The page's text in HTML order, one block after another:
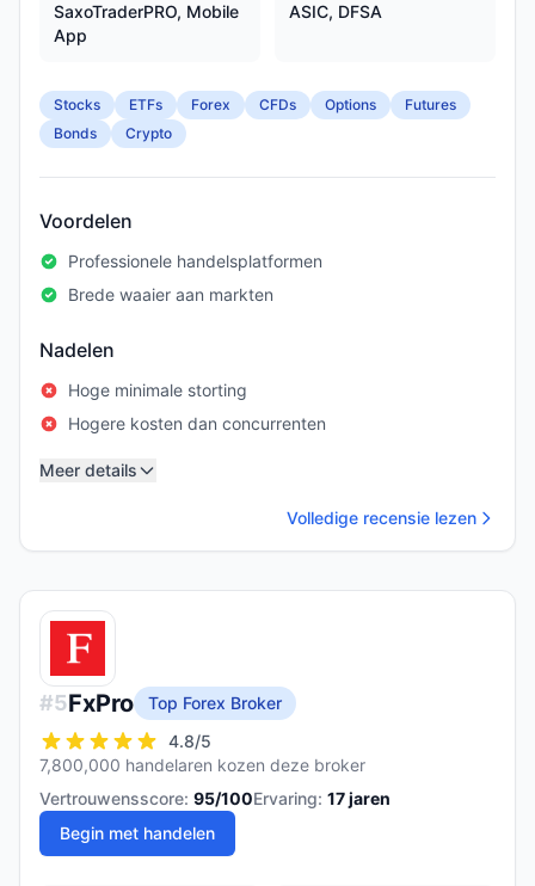
SaxoTraderPRO, Mobile
App
ASIC, DFSA
Stocks ETFs Forex CFDs Options
Futures
Bonds
Crypto
Voordelen
Professionele handelsplatformen
Brede waaier aan markten
Nadelen
Hoge minimale storting
Hogere kosten dan concurrenten
Meer details
Volledige recensie lezen
#5FxPro
Top Forex Broker
4.8/5
7,800,000 handelaren kozen deze broker
Vertrouwensscore: 95/100Ervaring: 17jaren
Begin met handelen